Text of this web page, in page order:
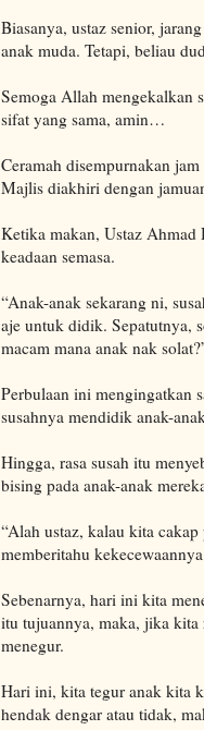
Biasanya, ustaz senior,
anak muda. Tetapi, beliau
Semoga Allah mengekalkan
sifat yang sama, amin…
Ceramah disempurnakan
Majlis diakhiri dengan
Ketika makan, Ustaz Ahmad
keadaan semasa.
“Anak-anak sekarang ni,
aje untuk didik. Sepatutnya,
macam mana anak nak
Perbulaan ini mengingatkan
susahnya mendidik anak-
Hingga, rasa susah itu
bising pada anak-anak
“Alah ustaz, kalau kita
memberitahu
Sebenarnya, hari ini kita
itu tujuannya, maka, jika kita
menegur.
Hari ini, kita tegur anak kita
hendak dengar atau tidak,